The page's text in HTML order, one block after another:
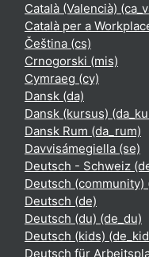
Català (Valencià)
Català per a
Čeština ‎(cs)‎
Crnogorski ‎(mis)‎
Cymraeg ‎(cy)‎
Dansk ‎(da)‎
Dansk (kursus)
Dansk Rum ‎(da_rum)‎
Davvisámegiella ‎(se)‎
Deutsch - Schweiz
Deutsch (community)
Deutsch ‎(de)‎
Deutsch (du) ‎(de_du)‎
Deutsch (kids)
Deutsch für